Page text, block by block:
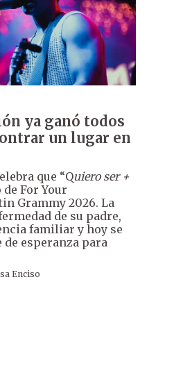
ya ganó todos
un lugar en
que “Quiero ser +
For Your
Grammy 2026. La
de su padre,
familiar y hoy se
esperanza para
Enciso